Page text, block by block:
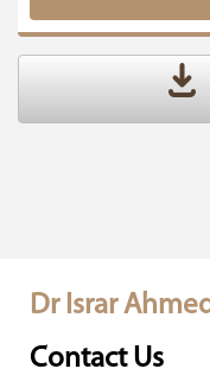
Dr Israr
Contact Us